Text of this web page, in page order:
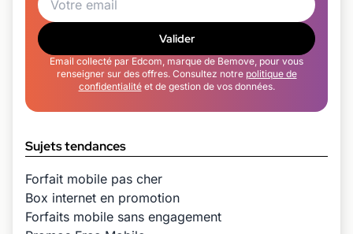
Valider
Email collecté par Edcom, marque de Bemove, pour vous
renseigner sur des offres. Consultez notre politique de
confidentialitéet de gestion de vos données.
Sujets tendances
Forfait mobile pas cher
Box internet en promotion
Forfaits mobile sans engagement